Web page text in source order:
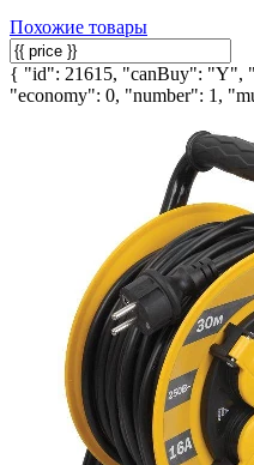
Похожие товары
{ "id": 21615, "canBuy": "Y",
"economy": 0, "number": 1,